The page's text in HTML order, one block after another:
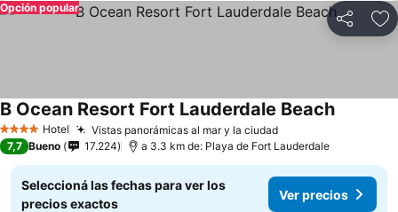
Compartir
Opción popular
4 EstrellasHotel Vistas panorámicas al mar y la ciudadVer precios
B Ocean Resort Fort Lauderdale BeachVer
7,7 Bueno 17.224 a 3.3 km de: Playa de Fort Lauderdale
Seleccioná las fechas para ver los
precios exactos
Ver precios